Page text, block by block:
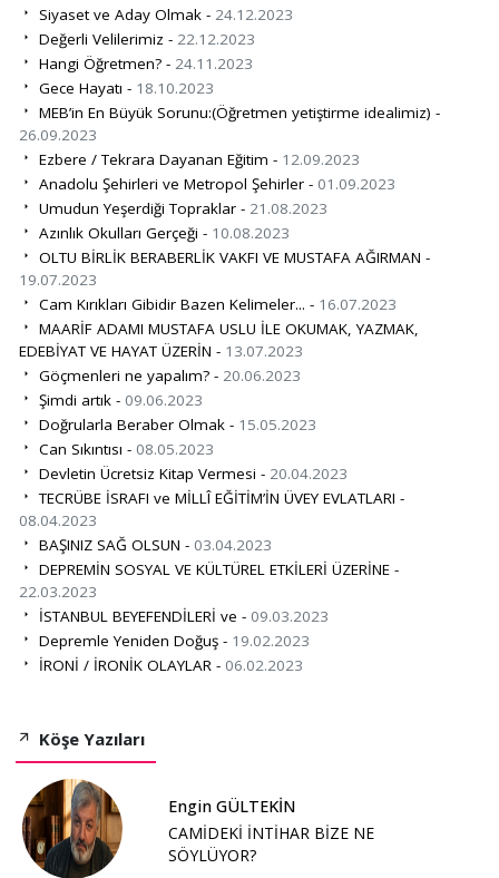
Siyaset ve Aday Olmak - 24.12.2023
Değerli Velilerimiz - 22.12.2023
Hangi Öğretmen? - 24.11.2023
Gece Hayatı - 18.10.2023
MEB’in En Büyük Sorunu:(Öğretmen yetiştirme idealimiz) -
26.09.2023
Ezbere / Tekrara Dayanan Eğitim - 12.09.2023
Anadolu Şehirleri ve Metropol Şehirler - 01.09.2023
Umudun Yeşerdiği Topraklar - 21.08.2023
Azınlık Okulları Gerçeği - 10.08.2023
OLTU BİRLİK BERABERLİK VAKFI VE MUSTAFA AĞIRMAN -
19.07.2023
Cam Kırıkları Gibidir Bazen Kelimeler... - 16.07.2023
MAARİF ADAMI MUSTAFA USLU İLE OKUMAK, YAZMAK,
EDEBİYAT VE HAYAT ÜZERİN - 13.07.2023
Göçmenleri ne yapalım? - 20.06.2023
Şimdi artık - 09.06.2023
Doğrularla Beraber Olmak - 15.05.2023
Can Sıkıntısı - 08.05.2023
Devletin Ücretsiz Kitap Vermesi - 20.04.2023
TECRÜBE İSRAFI ve MİLLÎ EĞİTİM’İN ÜVEY EVLATLARI -
08.04.2023
BAŞINIZ SAĞ OLSUN - 03.04.2023
DEPREMİN SOSYAL VE KÜLTÜREL ETKİLERİ ÜZERİNE -
22.03.2023
İSTANBUL BEYEFENDİLERİ ve - 09.03.2023
Depremle Yeniden Doğuş - 19.02.2023
İRONİ / İRONİK OLAYLAR - 06.02.2023
Köşe Yazıları
Engin GÜLTEKİN
CAMİDEKİ İNTİHAR BİZE NE
SÖYLÜYOR?